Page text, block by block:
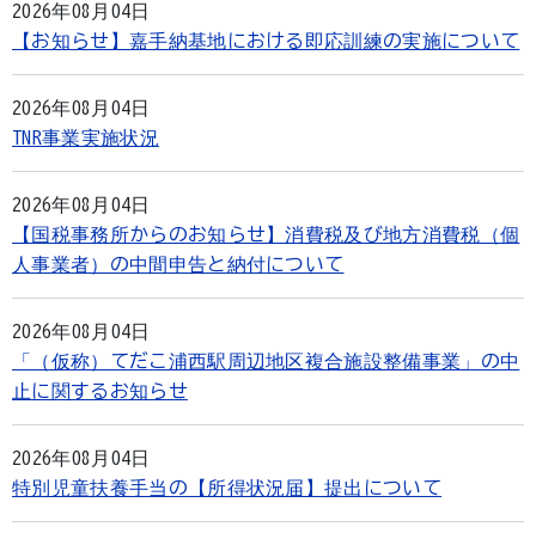
2026年08月04日
【お知らせ】嘉手納基地における即応訓練の実施について
2026年08月04日
TNR事業実施状況
2026年08月04日
【国税事務所からのお知らせ】消費税及び地方消費税（個
人事業者）の中間申告と納付について
2026年08月04日
「（仮称）てだこ浦西駅周辺地区複合施設整備事業」の中
止に関するお知らせ
2026年08月04日
特別児童扶養手当の【所得状況届】提出について